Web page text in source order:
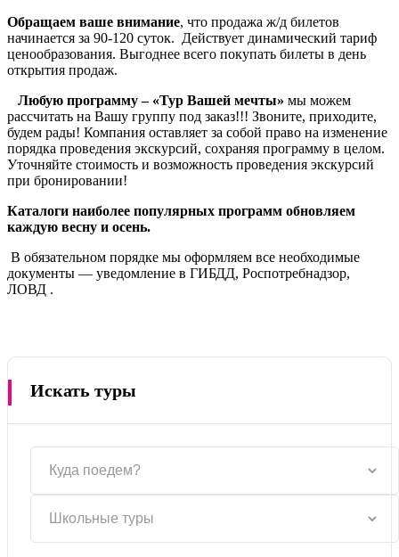
Обращаем ваше внимание, что продажа ж/д билетов
начинается за 90-120 суток. Действует динамический тариф
ценообразования. Выгоднее всего покупать билеты в день
открытия продаж.
Любую программу – «Тур Вашей мечты» мы можем
рассчитать на Вашу группу под заказ!!! Звоните, приходите,
будем рады! Компания оставляет за собой право на изменение
порядка проведения экскурсий, сохраняя программу в целом.
Уточняйте стоимость и возможность проведения экскурсий
при бронировании!
Каталоги наиболее популярных программ обновляем
каждую весну и осень.
В обязательном порядке мы оформляем все необходимые
документы — уведомление в ГИБДД, Роспотребнадзор,
ЛОВД .
Искать туры